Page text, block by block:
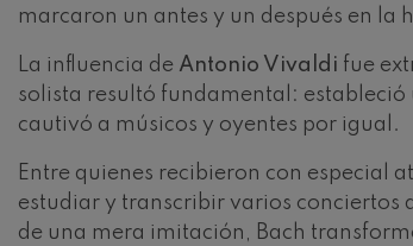
marcaron un antes y un después en la
La influencia de Antonio Vivaldi fue
solista resultó fundamental:
cautivó a músicos y oyentes por igual.
Entre quienes recibieron con especial
estudiar y transcribir varios conciertos
de una mera imitación, Bach